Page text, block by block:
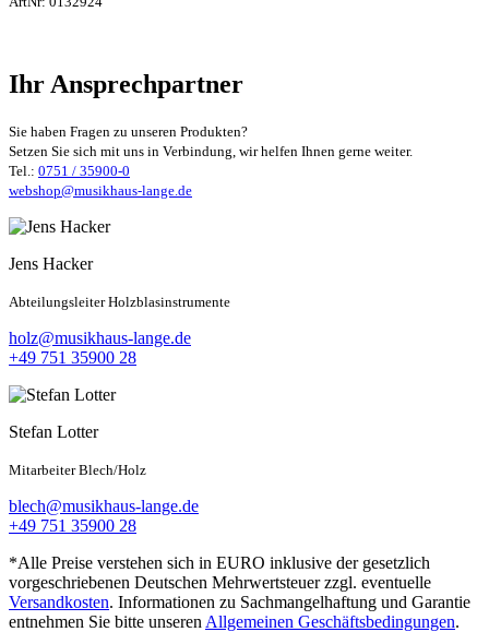
Ihr Ansprechpartner
Sie haben Fragen zu unseren Produkten?
Setzen Sie sich mit uns in Verbindung, wir helfen Ihnen gerne weiter.
Tel.: 0751 / 35900-0
webshop@musikhaus-lange.de
Jens Hacker
Abteilungsleiter Holzblasinstrumente
holz@musikhaus-lange.de
+49 751 35900 28
Stefan Lotter
Mitarbeiter Blech/Holz
blech@musikhaus-lange.de
+49 751 35900 28
*Alle Preise verstehen sich in EURO inklusive der gesetzlich
vorgeschriebenen Deutschen Mehrwertsteuer zzgl. eventuelle
Versandkosten. Informationen zu Sachmangelhaftung und Garantie
entnehmen Sie bitte unseren Allgemeinen Geschäftsbedingungen.